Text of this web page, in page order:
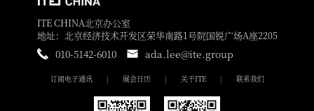
ITE CHINA北京办公室
地址：北京经济技术开发区荣华南路1号院国锐广场A座2205
010-5142-6010 ada.lee@ite.group
订阅电子通讯 展会日历 关于ITE 联系我们